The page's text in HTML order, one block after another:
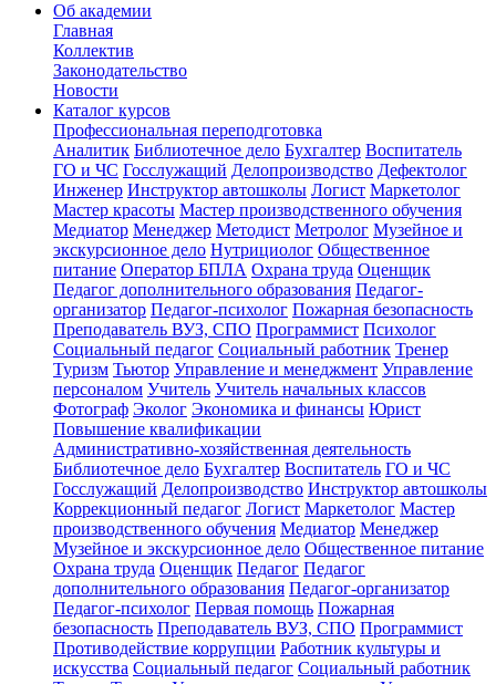
Об академии
Главная
Коллектив
Законодательство
Новости
Каталог курсов
Профессиональная переподготовка
Аналитик Библиотечное дело Бухгалтер Воспитатель
ГО и ЧС Госслужащий Делопроизводство Дефектолог
Инженер Инструктор автошколы Логист Маркетолог
Мастер красоты Мастер производственного обучения
Медиатор Менеджер Методист Метролог Музейное и
экскурсионное дело Нутрициолог Общественное
питание Оператор БПЛА Охрана труда Оценщик
Педагог дополнительного образования Педагог-
организатор Педагог-психолог Пожарная безопасность
Преподаватель ВУЗ, СПО Программист Психолог
Социальный педагог Социальный работник Тренер
Туризм Тьютор Управление и менеджмент Управление
персоналом Учитель Учитель начальных классов
Фотограф Эколог Экономика и финансы Юрист
Повышение квалификации
Административно-хозяйственная деятельность
Библиотечное дело Бухгалтер Воспитатель ГО и ЧС
Госслужащий Делопроизводство Инструктор автошколы
Коррекционный педагог Логист Маркетолог Мастер
производственного обучения Медиатор Менеджер
Музейное и экскурсионное дело Общественное питание
Охрана труда Оценщик Педагог Педагог
дополнительного образования Педагог-организатор
Педагог-психолог Первая помощь Пожарная
безопасность Преподаватель ВУЗ, СПО Программист
Противодействие коррупции Работник культуры и
искусства Социальный педагог Социальный работник